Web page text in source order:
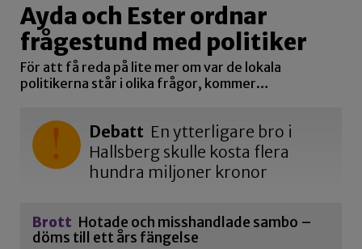
Ayda och Ester ordnar
frågestund med politiker
För att få reda på lite mer om var de lokala
politikerna står i olika frågor, kommer…
Debatt En ytterligare bro i
Hallsberg skulle kosta flera
hundra miljoner kronor
Brott Hotade och misshandlade sambo –
döms till ett års fängelse